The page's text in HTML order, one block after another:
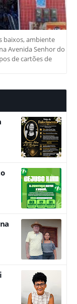
baixos, ambiente
Avenida Senhor do
de cartões de